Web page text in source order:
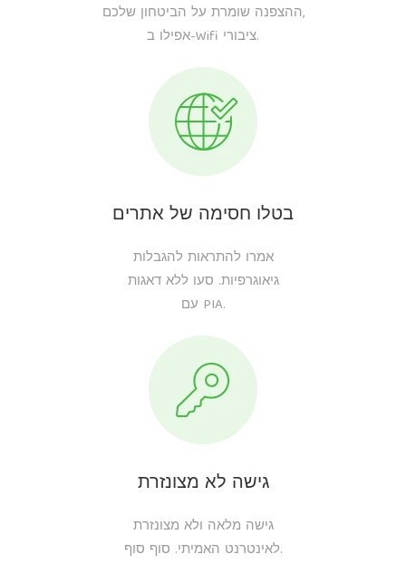
ההצפנה שומרת על הביטחון שלכם,
אפילו ב-Wifi ציבורי.
בטלו חסימה של אתרים
אמרו להתראות להגבלות
גיאוגרפיות. סעו ללא דאגות
עם PIA.
גישה לא מצונזרת
גישה מלאה ולא מצונזרת
לאינטרנט האמיתי. סוף סוף.